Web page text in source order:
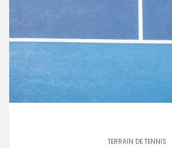
TERRAIN DE TENNIS